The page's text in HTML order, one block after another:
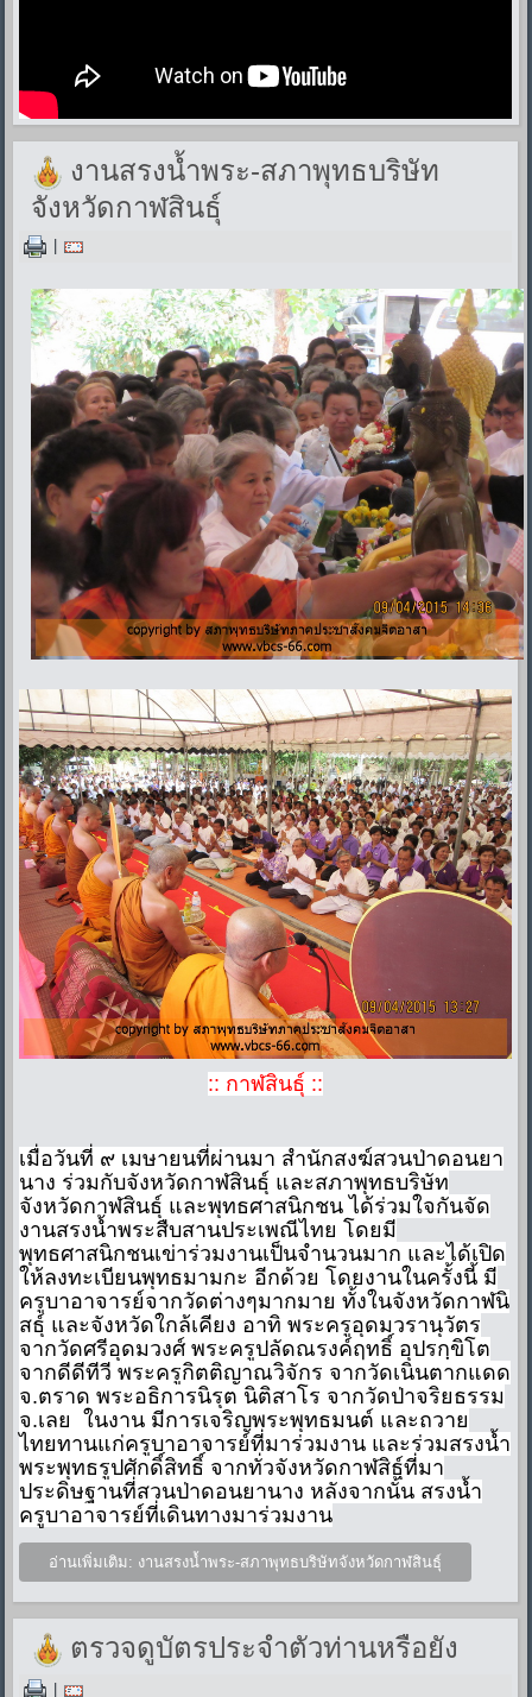
งานสรงน้ำพระ-สภาพุทธบริษัท
จังหวัดกาฬสินธุ์
:: กาฬสินธุ์ ::
เมื่อวันที่ ๙ เมษายนที่ผ่านมา สำนักสงฆ์สวนป่าดอนยา
นาง ร่วมกับจังหวัดกาฬสินธุ์ และสภาพุทธบริษัท
จังหวัดกาฬสินธุ์ และพุทธศาสนิกชน ได้ร่วมใจกันจัด
งานสรงน้ำพระสืบสานประเพณีไทย โดยมี
พุทธศาสนิกชนเข่าร่วมงานเป็นจำนวนมาก และได้เปิด
ให้ลงทะเบียนพุทธมามกะ อีกด้วย โดยงานในครั้งนี้ มี
ครูบาอาจารย์จากวัดต่างๆมากมาย ทั้งในจังหวัดกาฬนิ
สธุ์ และจังหวัดใกล้เคียง อาทิ พระครูอุดมวรานุวัตร
จากวัดศรีอุดมวงศ์ พระครูปลัดณรงค์ฤทธิ์ อุปรกฺขิโต
จากดีดีทีวี พระครูกิตติญาณวิจักร จากวัดเนินตากแดด
จ.ตราด พระอธิการนิรุต นิติสาโร จากวัดป่าจริยธรรม
จ.เลย ในงาน มีการเจริญพระพุทธมนต์ และถวาย
ไทยทานแก่ครูบาอาจารย์ที่มาร่วมงาน และร่วมสรงน้ำ
พระพุทธรูปศักดิ์สิทธิ์ จากทั่วจังหวัดกาฬสิธุ์ที่มา
ประดิษฐานที่สวนป่าดอนยานาง หลังจากนั้น สรงน้ำ
ครูบาอาจารย์ที่เดินทางมาร่วมงาน
อ่านเพิ่มเติม: งานสรงน้ำพระ-สภาพุทธบริษัทจังหวัดกาฬสินธุ์
ตรวจดูบัตรประจำตัวท่านหรือยัง